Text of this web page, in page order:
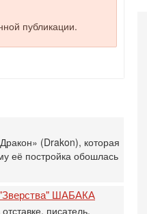
публикации.
(Drakon), которая
её постройка обошлась
ШАБАКА
писатель,